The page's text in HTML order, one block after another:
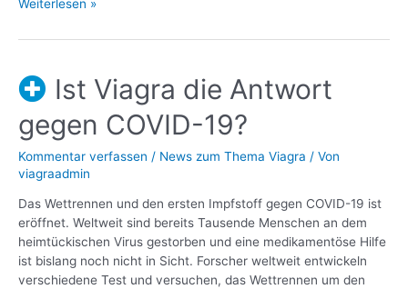
Weiterlesen »
Ist Viagra die Antwort
gegen COVID-19?
Kommentar verfassen / News zum Thema Viagra / Von
viagraadmin
Das Wettrennen und den ersten Impfstoff gegen COVID-19 ist
eröffnet. Weltweit sind bereits Tausende Menschen an dem
heimtückischen Virus gestorben und eine medikamentöse Hilfe
ist bislang noch nicht in Sicht. Forscher weltweit entwickeln
verschiedene Test und versuchen, das Wettrennen um den